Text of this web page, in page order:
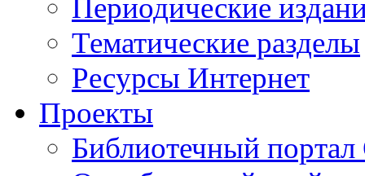
Периодические
Тематические разделы
Ресурсы Интернет
Проекты
Библиотечный портал